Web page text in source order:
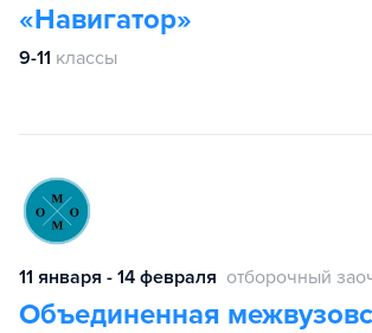
«Навигатор»
9-11 классы
11 января - 14 февраля отборочный
Объединенная